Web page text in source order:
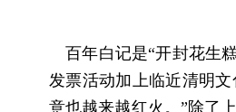
百年白记是“开封花生
发票活动加上临近清明
意也越来越红火。”除了